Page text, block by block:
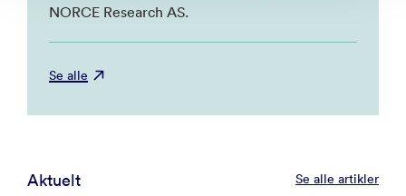
NORCE Research AS.
Se alle
Aktuelt Se alle artikler